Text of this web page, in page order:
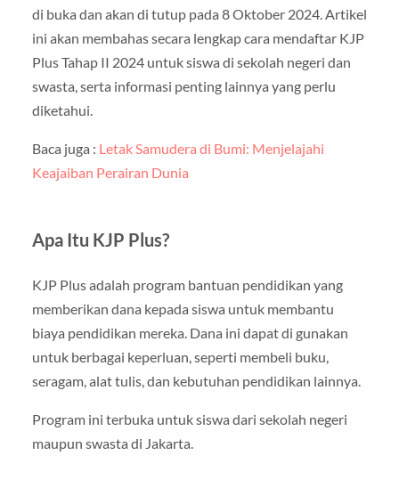
di buka dan akan di tutup pada 8 Oktober 2024. Artikel
ini akan membahas secara lengkap cara mendaftar KJP
Plus Tahap II 2024 untuk siswa di sekolah negeri dan
swasta, serta informasi penting lainnya yang perlu
diketahui.
Baca juga : Letak Samudera di Bumi: Menjelajahi
Keajaiban Perairan Dunia
Apa Itu KJP Plus?
KJP Plus adalah program bantuan pendidikan yang
memberikan dana kepada siswa untuk membantu
biaya pendidikan mereka. Dana ini dapat di gunakan
untuk berbagai keperluan, seperti membeli buku,
seragam, alat tulis, dan kebutuhan pendidikan lainnya.
Program ini terbuka untuk siswa dari sekolah negeri
maupun swasta di Jakarta.